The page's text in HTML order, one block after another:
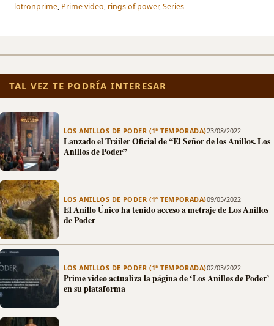
lotronprime, Prime video, rings of power,Series
TAL VEZ TE PODRÍA INTERESAR
LOS ANILLOS DE PODER (1ª TEMPORADA)23/08/2022
Lanzado el Tráiler Oficial de “El Señor de los Anillos. Los
Anillos de Poder”
LOS ANILLOS DE PODER (1ª TEMPORADA)09/05/2022
El Anillo Único ha tenido acceso a metraje de Los Anillos
de Poder
LOS ANILLOS DE PODER (1ª TEMPORADA)02/03/2022
Prime video actualiza la página de ‘Los Anillos de Poder’
en su plataforma